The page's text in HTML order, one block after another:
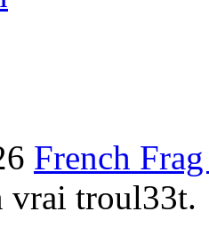
French
vrai troul33t.